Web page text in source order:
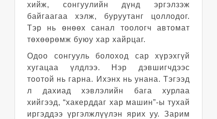
хийж, сонгуулийн дүнд эргэлзэж
байгаагаа хэлж, буруутанг цоллодог.
Тэр нь өнөөх санал тоологч автомат
төхөөрөмж буюу хар хайрцаг.
Одоо сонгууль болоход сар хүрэхгүй
хугацаа үлдлээ. Нэр дэвшигчдээс
тоотой нь гарна. Ихэнх нь унана. Тэгээд
л дахиад хэвлэлийн бага хурлаа
хийгээд, “хакерддаг хар машин”-ы тухай
иргэддээ үргэлжлүүлэн ярих уу. Зарим